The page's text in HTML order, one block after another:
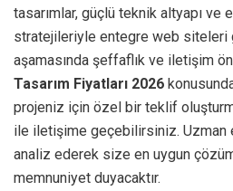
tasarımlar, güçlü teknik altyapı ve
stratejileriyle entegre web siteleri
aşamasında şeffaflık ve iletişim
Tasarım Fiyatları 2026
projeniz için özel bir teklif
ile iletişime geçebilirsiniz. Uzman
analiz ederek size en uygun
memnuniyet duyacaktır.